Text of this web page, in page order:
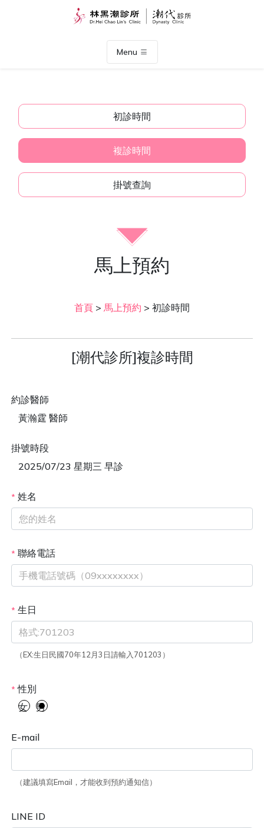
Menu
初診時間
複診時間
掛號查詢
馬上預約
首頁 > 馬上預約 > 初診時間
[潮代診所]複診時間
約診醫師
黃瀚霆 醫師
掛號時段
2025/07/23 星期三 早診
* 姓名
* 聯絡電話
* 生日
（EX:生日民國70年12月3日請輸入701203）
* 性別
女
男
E-mail
（建議填寫Email，才能收到預約通知信）
LINE ID